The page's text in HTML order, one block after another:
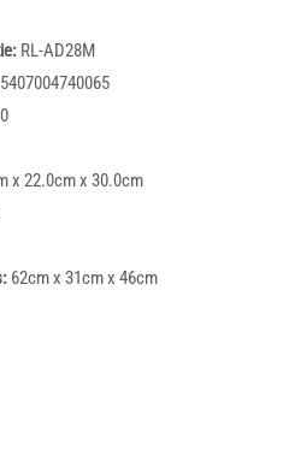
RL-AD28M
5407004740065
x 22.0cm x 30.0cm
62cm x 31cm x 46cm